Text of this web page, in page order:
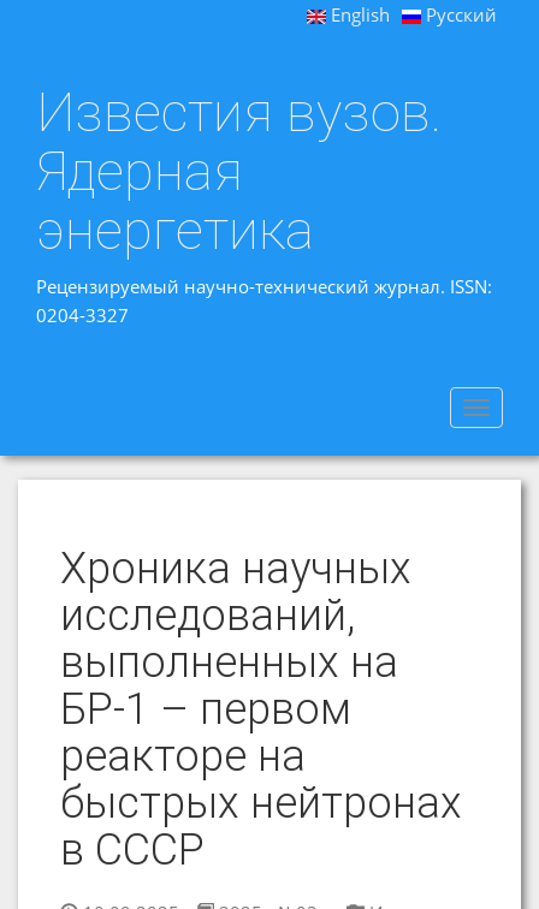
English Русский
Известия вузов.
Ядерная
энергетика
Рецензируемый научно-технический журнал. ISSN:
0204-3327
Toggle
Хроника научных
исследований,
выполненных на
БР-1 – первом
реакторе на
быстрых нейтронах
в СССР